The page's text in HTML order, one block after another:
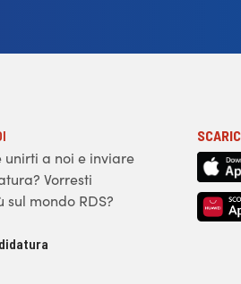
a noi e inviare
Vorresti
mondo RDS?